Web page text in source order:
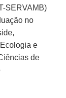
SERVAMB)
no
e
de